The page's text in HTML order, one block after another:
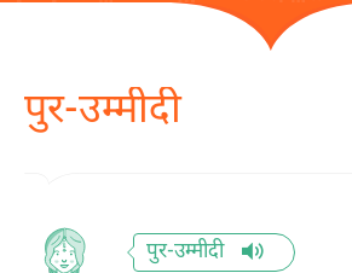
पुर-उम्मीदी
पुर-उम्मीदी